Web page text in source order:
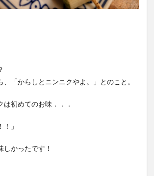
、「からしとニンニクやよ。」とのこと。
は初めてのお味．．．
！」
しかったです！